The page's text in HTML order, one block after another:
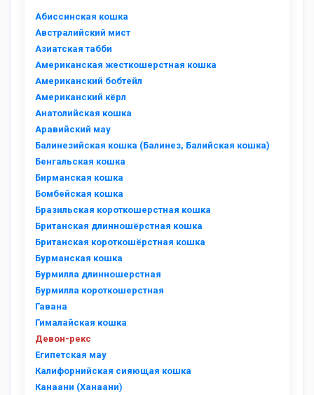
Абиссинская кошка
Австралийский мист
Азиатская табби
Американская жесткошерстная кошка
Американский бобтейл
Американский кёрл
Анатолийская кошка
Аравийский мау
Балинезийская кошка (Балинез, Балийская кошка)
Бенгальская кошка
Бирманская кошка
Бомбейская кошка
Бразильская короткошерстная кошка
Британская длинношёрстная кошка
Британская короткошёрстная кошка
Бурманская кошка
Бурмилла длинношерстная
Бурмилла короткошерстная
Гавана
Гималайская кошка
Девон-рекс
Египетская мау
Калифорнийская сияющая кошка
Канаани (Ханаани)